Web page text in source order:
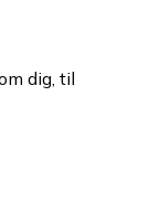
dig, til